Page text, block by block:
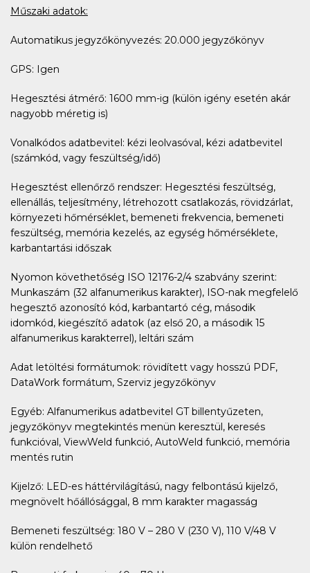
Műszaki adatok:
Automatikus jegyzőkönyvezés: 20.000 jegyzőkönyv
GPS: Igen
Hegesztési átmérő: 1600 mm-ig (külön igény esetén akár
nagyobb méretig is)
Vonalkódos adatbevitel: kézi leolvasóval, kézi adatbevitel
(számkód, vagy feszültség/idő)
Hegesztést ellenőrző rendszer: Hegesztési feszültség,
ellenállás, teljesítmény, létrehozott csatlakozás, rövidzárlat,
környezeti hőmérséklet, bemeneti frekvencia, bemeneti
feszültség, memória kezelés, az egység hőmérséklete,
karbantartási időszak
Nyomon követhetőség ISO 12176-2/4 szabvány szerint:
Munkaszám (32 alfanumerikus karakter), ISO-nak megfelelő
hegesztő azonosító kód, karbantartó cég, második
idomkód, kiegészítő adatok (az első 20, a második 15
alfanumerikus karakterrel), leltári szám
Adat letöltési formátumok: rövidített vagy hosszú PDF,
DataWork formátum, Szerviz jegyzőkönyv
Egyéb: Alfanumerikus adatbevitel GT billentyűzeten,
jegyzőkönyv megtekintés menün keresztül, keresés
funkcióval, ViewWeld funkció, AutoWeld funkció, memória
mentés rutin
Kijelző: LED-es háttérvilágítású, nagy felbontású kijelző,
megnövelt hőállósággal, 8 mm karakter magasság
Bemeneti feszültség: 180 V – 280 V (230 V), 110 V/48 V
külön rendelhető